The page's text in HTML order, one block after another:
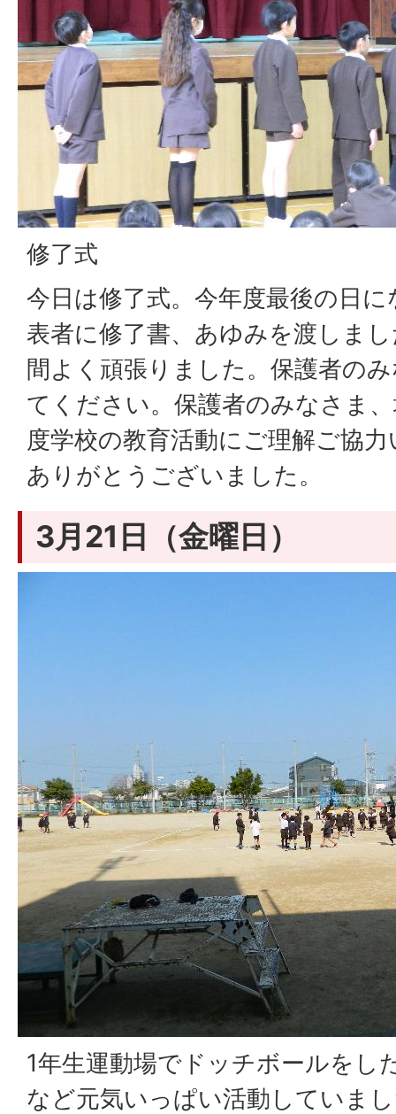
修了式
今日は修了式。今年度最後の日
表者に修了書、あゆみを渡しま
間よく頑張りました。保護者の
てください。保護者のみなさま
度学校の教育活動にご理解ご協
ありがとうございました。
3月21日（金曜日）
1年生運動場でドッチボールをし
など元気いっぱい活動していま